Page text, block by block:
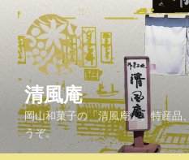
清風庵
岡山和菓子の「清風庵」。特産品
うぞ。